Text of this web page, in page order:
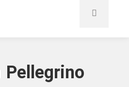
Pellegrino